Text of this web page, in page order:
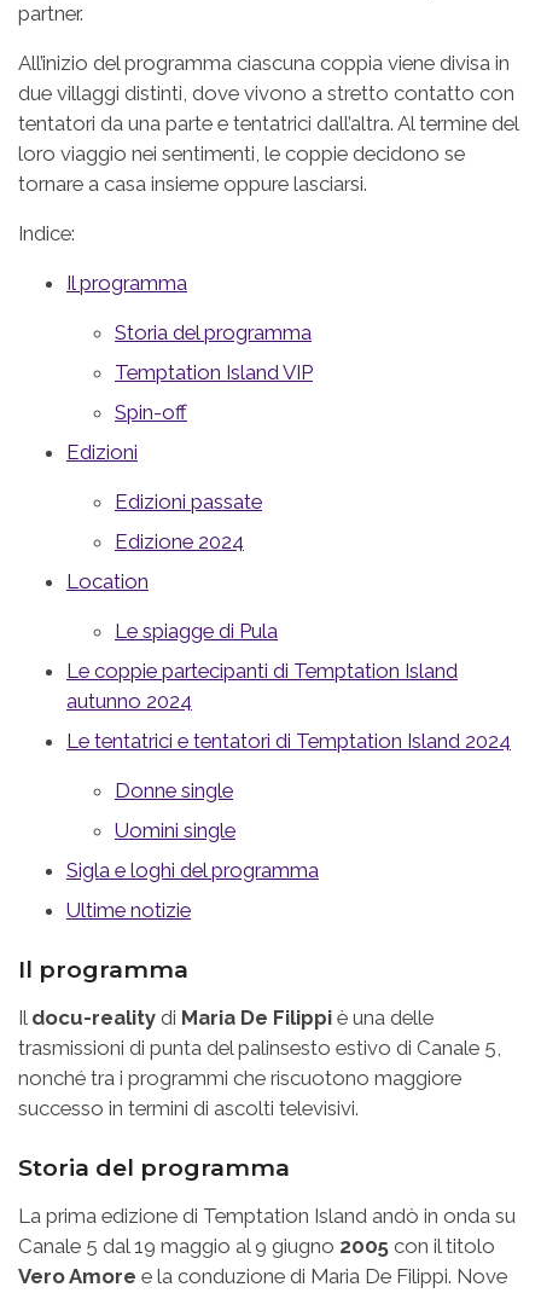
partner.
All’inizio del programma ciascuna coppia viene divisa in
due villaggi distinti, dove vivono a stretto contatto con
tentatori da una parte e tentatrici dall’altra. Al termine del
loro viaggio nei sentimenti, le coppie decidono se
tornare a casa insieme oppure lasciarsi.
Indice:
Il programma
Storia del programma
Temptation Island VIP
Spin-off
Edizioni
Edizioni passate
Edizione 2024
Location
Le spiagge di Pula
Le coppie partecipanti di Temptation Island
autunno 2024
Le tentatrici e tentatori di Temptation Island 2024
Donne single
Uomini single
Sigla e loghi del programma
Ultime notizie
Il programma
Il docu-reality di Maria De Filippi è una delle
trasmissioni di punta del palinsesto estivo di Canale 5,
nonché tra i programmi che riscuotono maggiore
successo in termini di ascolti televisivi.
Storia del programma
La prima edizione di Temptation Island andò in onda su
Canale 5 dal 19 maggio al 9 giugno 2005 con il titolo
Vero Amore e la conduzione di Maria De Filippi. Nove